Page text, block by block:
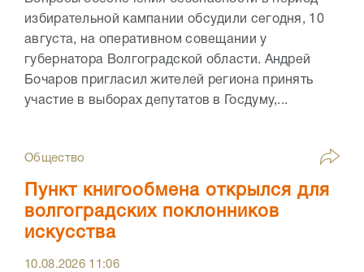
избирательной кампании обсудили сегодня, 10
августа, на оперативном совещании у
губернатора Волгоградской области. Андрей
Бочаров пригласил жителей региона принять
участие в выборах депутатов в Госдуму,...
Общество
Пункт книгообмена открылся для
волгоградских поклонников
искусства
10.08.2026 11:06